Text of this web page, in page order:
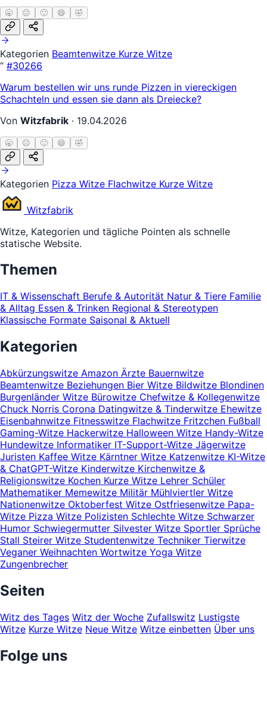
🥱 😐 🙂 😄 🤣
Kategorien Beamtenwitze Kurze Witze
“ #30266
Warum bestellen wir uns runde Pizzen in viereckigen
Schachteln und essen sie dann als Dreiecke?
Von Witzfabrik · 19.04.2026
🥱 😐 🙂 😄 🤣
Kategorien Pizza Witze Flachwitze Kurze Witze
Witzfabrik
Witze, Kategorien und tägliche Pointen als schnelle
statische Website.
Themen
IT & Wissenschaft Berufe & Autorität Natur & Tiere Familie
& Alltag Essen & Trinken Regional & Stereotypen
Klassische Formate Saisonal & Aktuell
Kategorien
Abkürzungswitze Amazon Ärzte Bauernwitze
Beamtenwitze Beziehungen Bier Witze Bildwitze Blondinen
Burgenländer Witze Bürowitze Chefwitze & Kollegenwitze
Chuck Norris Corona Datingwitze & Tinderwitze Ehewitze
Eisenbahnwitze Fitnesswitze Flachwitze Fritzchen Fußball
Gaming-Witze Hackerwitze Halloween Witze Handy-Witze
Hundewitze Informatiker IT-Support-Witze Jägerwitze
Juristen Kaffee Witze Kärntner Witze Katzenwitze KI-Witze
& ChatGPT-Witze Kinderwitze Kirchenwitze &
Religionswitze Kochen Kurze Witze Lehrer Schüler
Mathematiker Memewitze Militär Mühlviertler Witze
Nationenwitze Oktoberfest Witze Ostfriesenwitze Papa-
Witze Pizza Witze Polizisten Schlechte Witze Schwarzer
Humor Schwiegermutter Silvester Witze Sportler Sprüche
Stall Steirer Witze Studentenwitze Techniker Tierwitze
Veganer Weihnachten Wortwitze Yoga Witze
Zungenbrecher
Seiten
Witz des Tages Witz der Woche Zufallswitz Lustigste
Witze Kurze Witze Neue Witze Witze einbetten Über uns
Folge uns